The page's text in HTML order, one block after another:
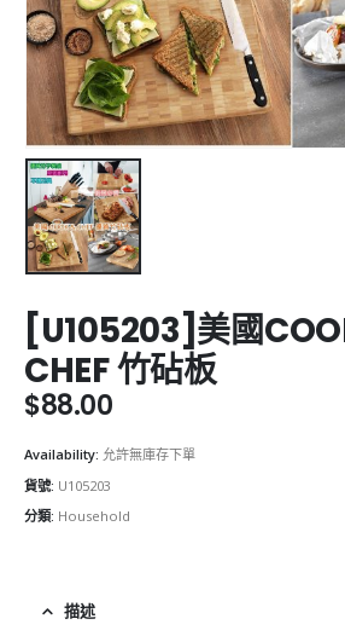
[U105203]美國
CHEF 竹砧板
$88.00
Availability: 允許無庫存下單
貨號: U105203
分類: Household
描述